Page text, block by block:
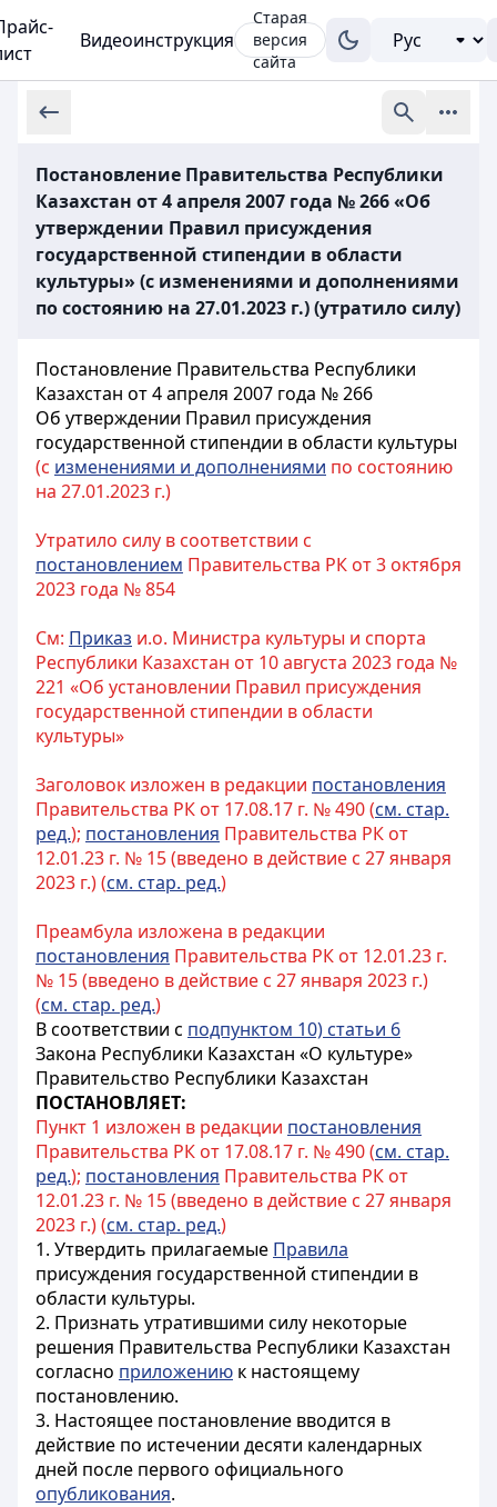
Видеоинструкция
Старая
версия
сайта
Постановление Правительства Республики
Казахстан от 4 апреля 2007 года № 266 «Об
утверждении Правил присуждения
государственной стипендии в области
культуры» (с изменениями и дополнениями
по состоянию на 27.01.2023 г.) (утратило силу)
Постановление Правительства Республики
Казахстан от 4 апреля 2007 года № 266
Об утверждении Правил присуждения
государственной стипендии в области культуры
(с изменениями и дополнениями по состоянию
на 27.01.2023 г.)
Утратило силу в соответствии с
постановлением Правительства РК от 3 октября
2023 года № 854
См: Приказ и.о. Министра культуры и спорта
Республики Казахстан от 10 августа 2023 года №
221 «Об установлении Правил присуждения
государственной стипендии в области
культуры»
Заголовок изложен в редакции постановления
Правительства РК от 17.08.17 г. № 490 (см. стар.
ред.); постановления Правительства РК от
12.01.23 г. № 15 (введено в действие с 27 января
2023 г.) (см. стар. ред.)
Преамбула изложена в редакции
постановления Правительства РК от 12.01.23 г.
№ 15 (введено в действие с 27 января 2023 г.)
(см. стар. ред.)
В соответствии с подпунктом 10) статьи 6
Закона Республики Казахстан «О культуре»
Правительство Республики Казахстан
ПОСТАНОВЛЯЕТ:
Пункт 1 изложен в редакции постановления
Правительства РК от 17.08.17 г. № 490 (см. стар.
ред.); постановления Правительства РК от
12.01.23 г. № 15 (введено в действие с 27 января
2023 г.) (см. стар. ред.)
1. Утвердить прилагаемые Правила
присуждения государственной стипендии в
области культуры.
2. Признать утратившими силу некоторые
решения Правительства Республики Казахстан
согласно приложению к настоящему
постановлению.
3. Настоящее постановление вводится в
действие по истечении десяти календарных
дней после первого официального
опубликования.